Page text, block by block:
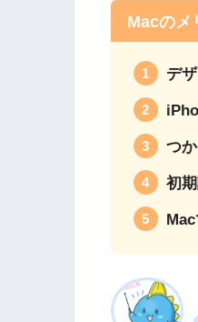
Macのメ
デ
つ
初